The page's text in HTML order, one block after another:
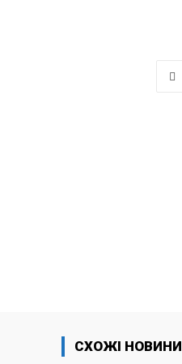
СХОЖІ НОВИНИ